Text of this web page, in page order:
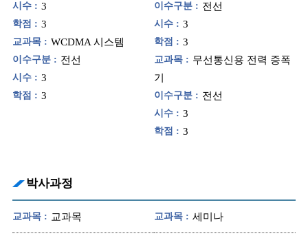
시수 : 3
학점 : 3
교과목 : WCDMA 시스템
이수구분 : 전선
시수 : 3
학점 : 3
이수구분 : 전선
시수 : 3
학점 : 3
교과목 : 무선통신용 전력 증폭
기
이수구분 : 전선
시수 : 3
학점 : 3
박사과정
교과목 : 교과목 교과목 : 세미나